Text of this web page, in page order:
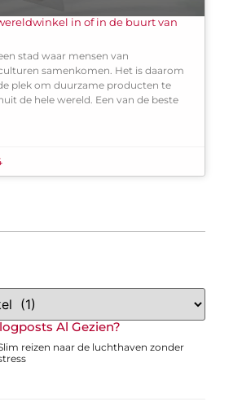
Al Gezien?
reizen naar de luchthaven zonder
in of in de buurt van
stad waar mensen van
samenkomen. Het is daarom
plek om duurzame producten te
de hele wereld. Een van de beste